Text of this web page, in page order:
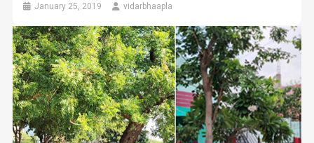
January 25, 2019 vidarbhaapla